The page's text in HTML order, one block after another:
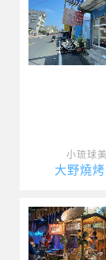
小琉球
大野燒